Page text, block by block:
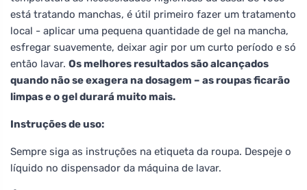
está tratando manchas, é útil primeiro fazer um tratamento
local - aplicar uma pequena quantidade de gel na mancha,
esfregar suavemente, deixar agir por um curto período e só
então lavar. Os melhores resultados são alcançados
quando não se exagera na dosagem – as roupas ficarão
limpas e o gel durará muito mais.
Instruções de uso:
Sempre siga as instruções na etiqueta da roupa. Despeje o
líquido no dispensador da máquina de lavar.